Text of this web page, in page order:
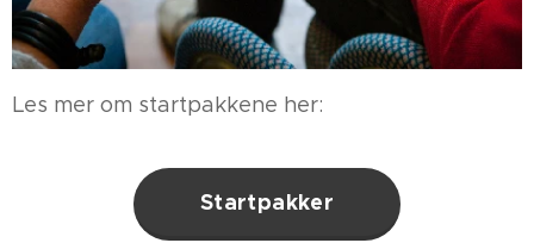
Les mer om startpakkene her:
Startpakker